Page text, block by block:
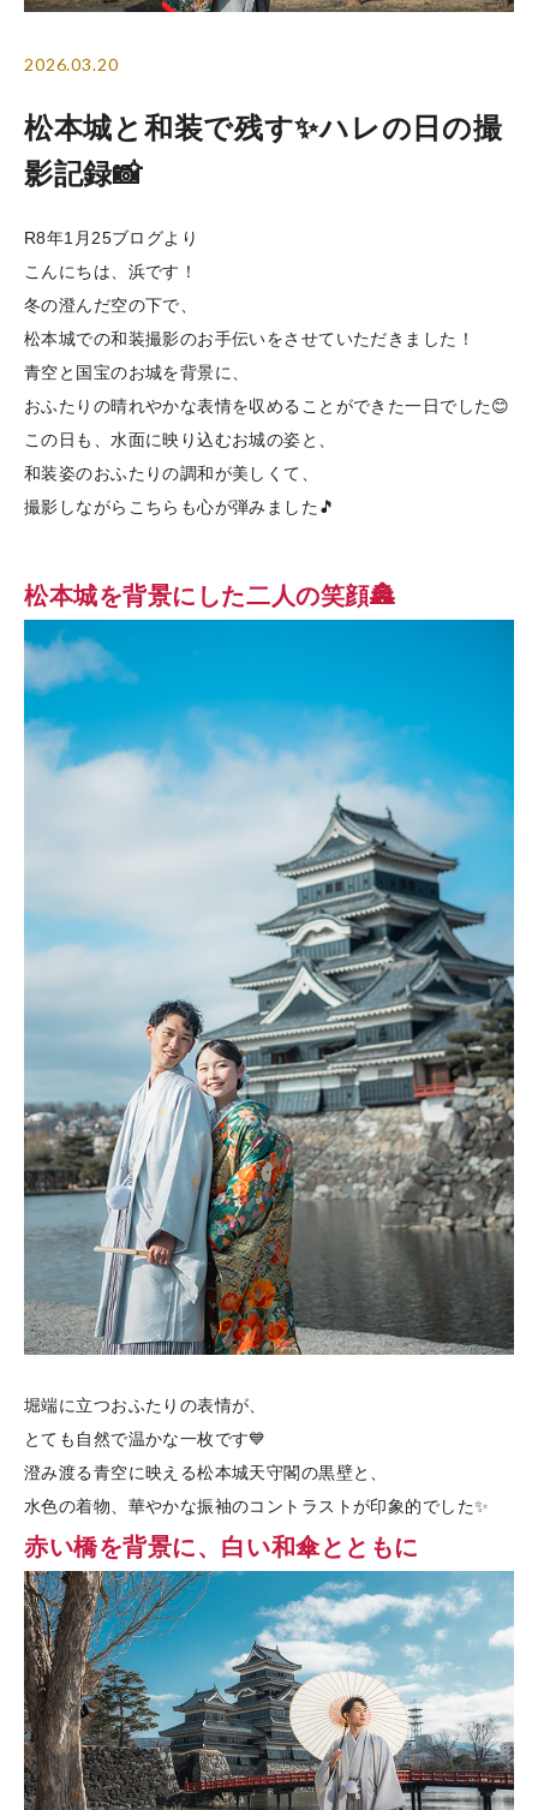
松本城フォトウェディング
ご利用ガイド
松本結びブログ
衣装ギャラリー
お問い合わせ
プライバシーポリシー
店舗Googleマップを見る
山田写真館公式サイト
諏訪結び
2026.03.20
松本城と和装で残す✨ハレの日の撮
影記録📸
R8年1月25ブログより
こんにちは、浜です！
冬の澄んだ空の下で、
松本城での和装撮影のお手伝いをさせていただきました！
青空と国宝のお城を背景に、
おふたりの晴れやかな表情を収めることができた一日でした😊
この日も、水面に映り込むお城の姿と、
和装姿のおふたりの調和が美しくて、
撮影しながらこちらも心が弾みました🎵
松本城を背景にした二人の笑顔🏯
堀端に立つおふたりの表情が、
とても自然で温かな一枚です💙
澄み渡る青空に映える松本城天守閣の黒壁と、
水色の着物、華やかな振袖のコントラストが印象的でした✨
赤い橋を背景に、白い和傘とともに